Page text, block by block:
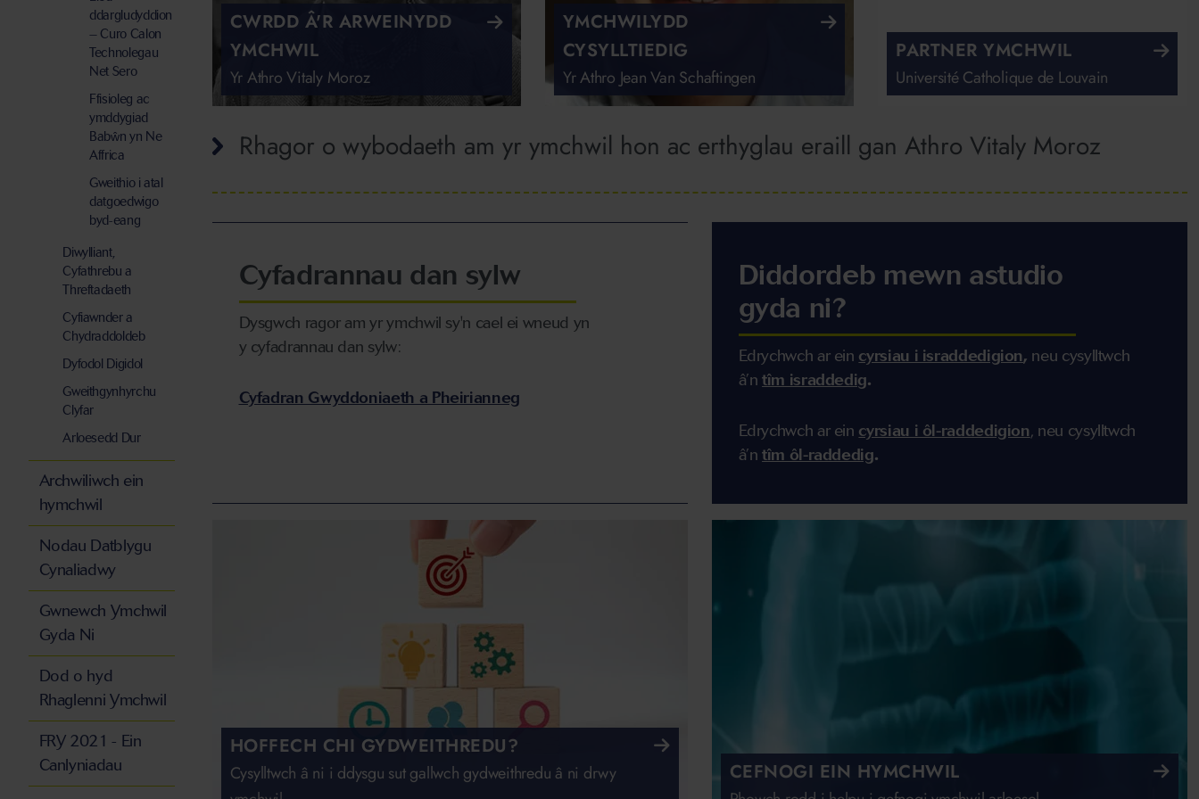
CWRDD Â'R ARWEINYDD
YMCHWIL
Yr Athro Vitaly Moroz
YMCHWILYDD
CYSYLLTIEDIG
Yr Athro Jean Van Schaftingen
PARTNER YMCHWIL
Université Catholique de Louvain
Rhagor o wybodaeth am yr ymchwil hon ac erthyglau eraill gan Athro Vitaly Moroz
Cyfadrannau dan sylw
Dysgwch ragor am yr ymchwil sy'n cael ei wneud yn
y cyfadrannau dan sylw:
Cyfadran Gwyddoniaeth a Pheirianneg
Diddordeb mewn astudio
gyda ni?
Edrychwch ar ein cyrsiau i israddedigion, neu cysylltwch
â’n tîm israddedig.
Edrychwch ar ein cyrsiau i ôl-raddedigion, neu cysylltwch
â’n tîm ôl-raddedig.
HOFFECH CHI GYDWEITHREDU?
Cysylltwch â ni i ddysgu sut gallwch gydweithredu â ni drwy
CEFNOGI EIN HYMCHWIL
ddargludyddion
– Curo Calon
Technolegau
Net Sero
Ffisioleg ac
ymddygiad
Babŵn yn Ne
Affrica
Gweithio i atal
datgoedwigo
byd-eang
Diwylliant,
Cyfathrebu a
Threftadaeth
Cyfiawnder a
Chydraddoldeb
Dyfodol Digidol
Gweithgynhyrchu
Clyfar
Arloesedd Dur
Archwiliwch ein
hymchwil
Nodau Datblygu
Cynaliadwy
Gwnewch Ymchwil
Gyda Ni
Dod o hyd
Rhaglenni Ymchwil
FRY 2021 - Ein
Canlyniadau